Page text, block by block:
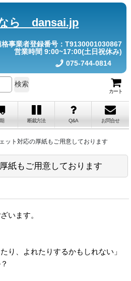
ら dansai.jp
格事業者登録番号：T9130001030867
営業時間 9:00~17:00(土日祝休み)
075-744-0814
カート
検索
断裁方法 Q&A お問合せ
ット対応の厚紙もご用意しております
紙もご用意しております
います。
り、よれたりするかもしれない」